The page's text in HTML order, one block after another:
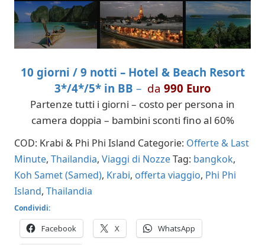
10 giorni / 9 notti – Hotel & Beach Resort
3*/4*/5* in BB – da 990 Euro
Partenze tutti i giorni – costo per persona in
camera doppia – bambini sconti fino al 60%
COD: Krabi & Phi Phi Island Categorie: Offerte & Last
Minute, Thailandia, Viaggi di NozzeTag: bangkok,
Koh Samet (Samed), Krabi, offerta viaggio, Phi Phi
Island, Thailandia
Condividi:
Facebook X WhatsApp